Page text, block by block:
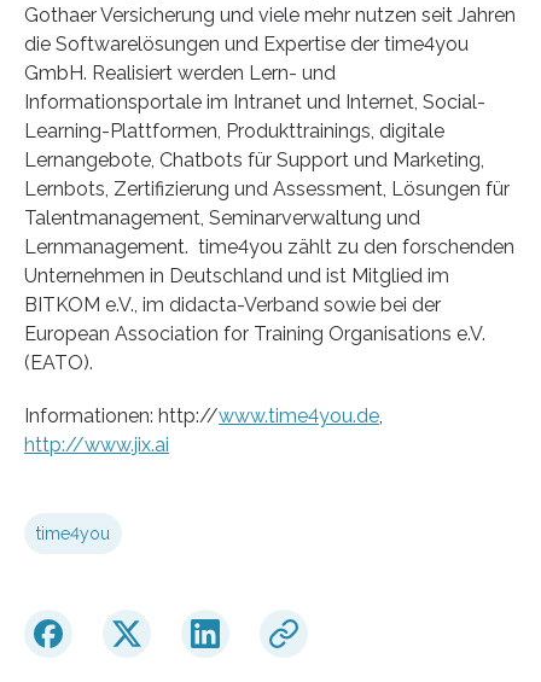
Gothaer Versicherung und viele mehr nutzen seit Jahren
die Softwarelösungen und Expertise der time4you
GmbH. Realisiert werden Lern- und
Informationsportale im Intranet und Internet, Social-
Learning-Plattformen, Produkttrainings, digitale
Lernangebote, Chatbots für Support und Marketing,
Lernbots, Zertifizierung und Assessment, Lösungen für
Talentmanagement, Seminarverwaltung und
Lernmanagement. time4you zählt zu den forschenden
Unternehmen in Deutschland und ist Mitglied im
BITKOM e.V., im didacta-Verband sowie bei der
European Association for Training Organisations e.V.
(EATO).
Informationen: http://www.time4you.de,
http://www.jix.ai
time4you